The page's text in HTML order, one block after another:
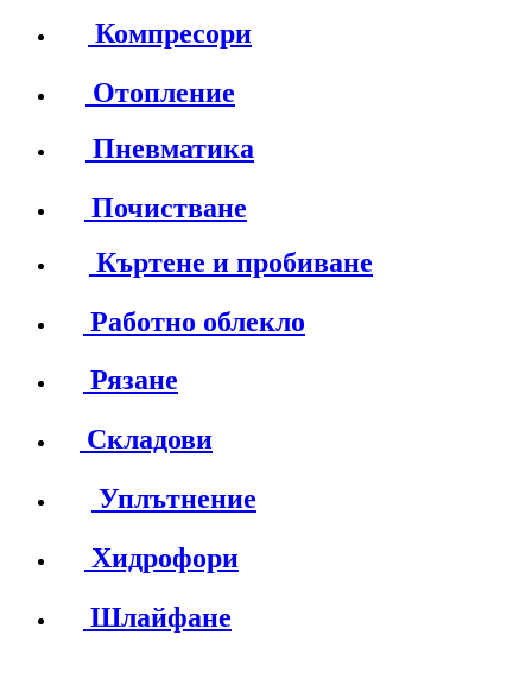
Компресори
Отопление
Пневматика
Почистване
Къртене и пробиване
Работно облекло
Рязане
Складови
Уплътнение
Хидрофори
Шлайфане